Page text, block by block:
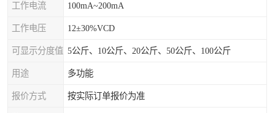
工作电流 100mA~200mA
工作电压 12±30%VCD
可显示分度值 5公斤、10公斤、20公斤、50公斤、100公斤
用途 多功能
报价方式 按实际订单报价为准